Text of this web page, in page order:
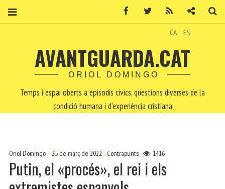
CA ES
AVANTGUARDA.CAT
ORIOL DOMINGO
Temps i espai oberts a episodis cívics, qüestions diverses de la
condició humana i d'experiència cristiana
Oriol Domingo 25 de març de 2022 Contrapunts 1416
Putin, el «procés», el rei i els
Facebook Twitter Contacte